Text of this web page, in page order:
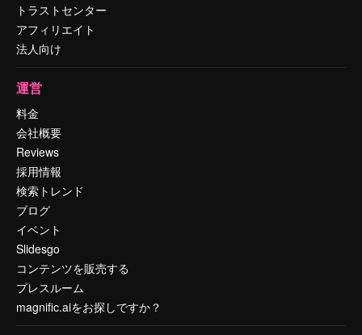
トラストセンター
アフィリエイト
法人向け
運営
料金
会社概要
Reviews
採用情報
検索トレンド
ブログ
イベント
Slidesgo
コンテンツを販売する
プレスルーム
magnific.aiをお探しですか？